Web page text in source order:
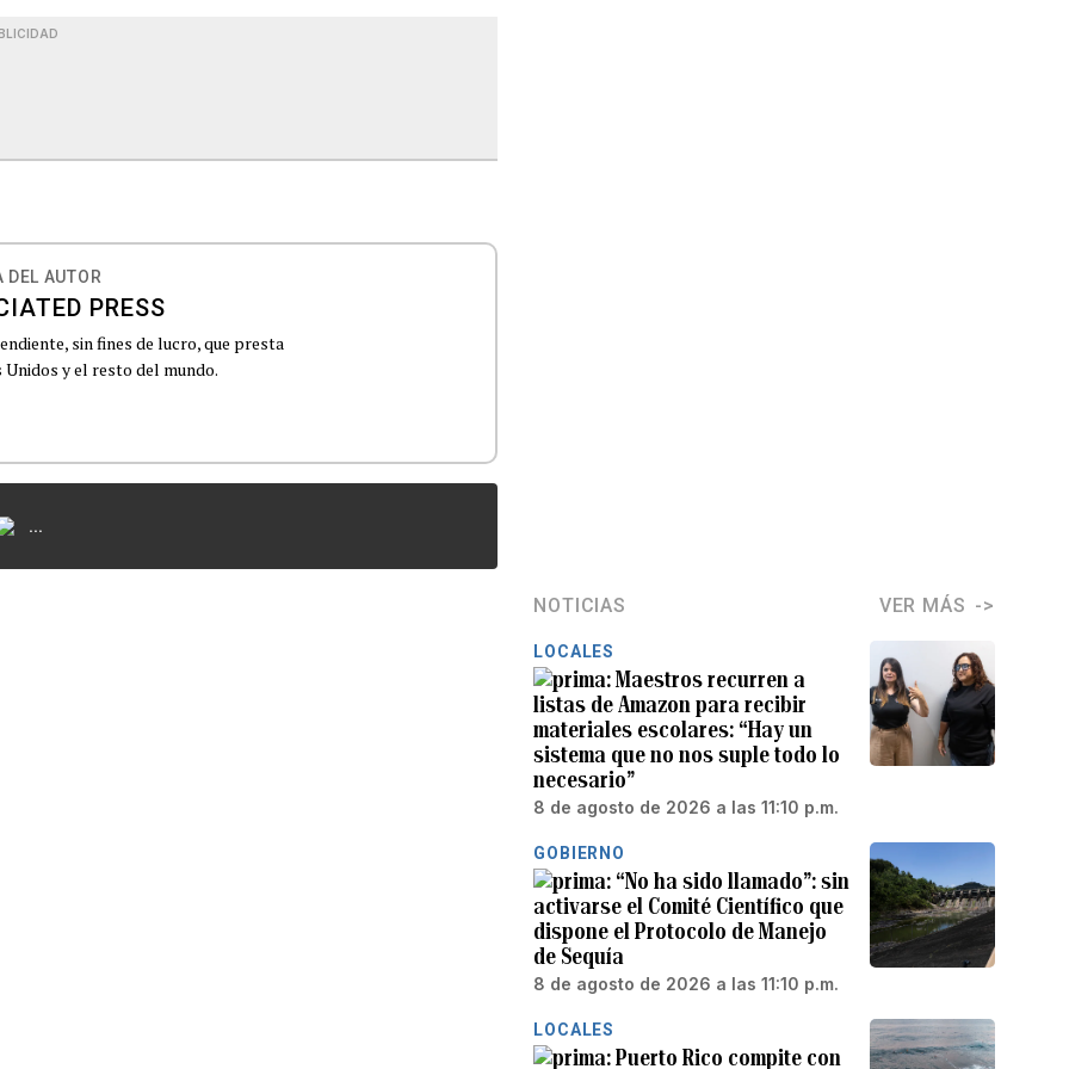
DEL AUTOR
PRESS
sin fines de lucro, que presta
y el resto del mundo.
...
NOTICIAS VER MÁS
LOCALES
Maestros recurren a
listas de Amazon para recibir
materiales escolares: “Hay un
sistema que no nos suple todo lo
necesario”
8 de agosto de 2026 a las 11:10 p.m.
GOBIERNO
“No ha sido llamado”: sin
activarse el Comité Científico que
dispone el Protocolo de Manejo
de Sequía
8 de agosto de 2026 a las 11:10 p.m.
LOCALES
Puerto Rico compite con